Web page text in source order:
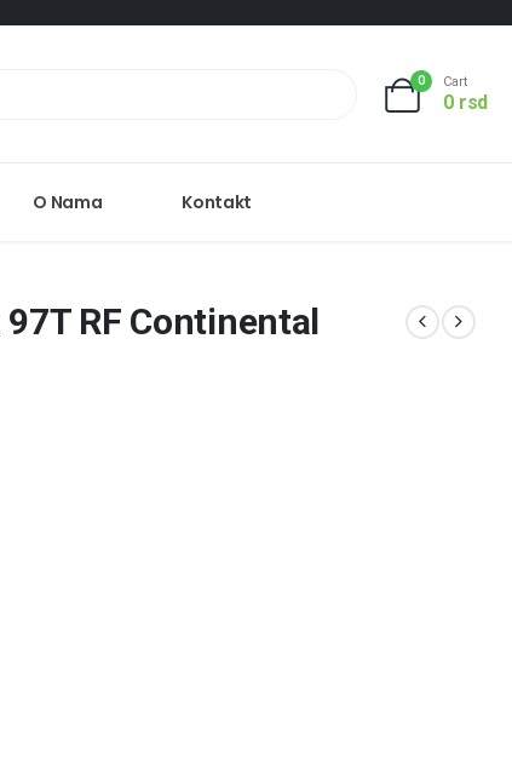
0 Cart
0 rsd
O Nama Kontakt
RF Continental